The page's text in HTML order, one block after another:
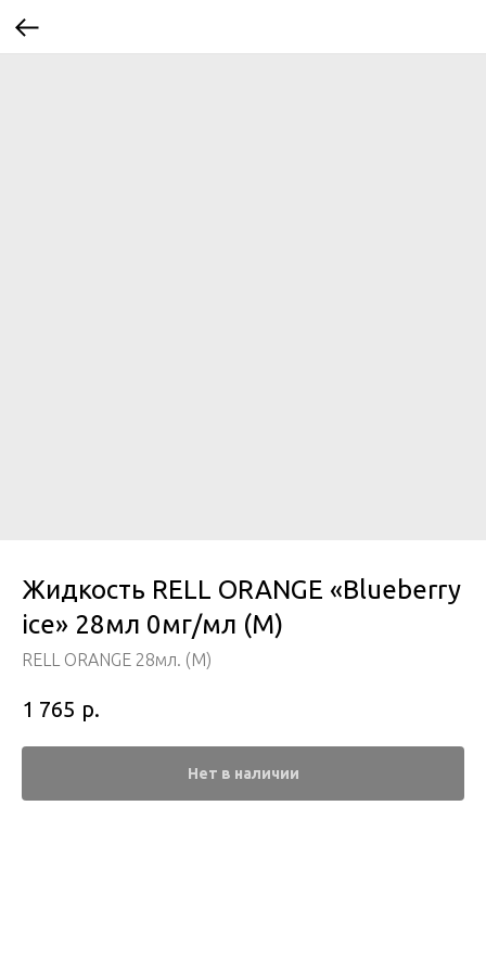
Жидкость RELL ORANGE «Blueberry
ice» 28мл 0мг/мл (M)
RELL ORANGE 28мл. (M)
1 765 р.
Нет в наличии